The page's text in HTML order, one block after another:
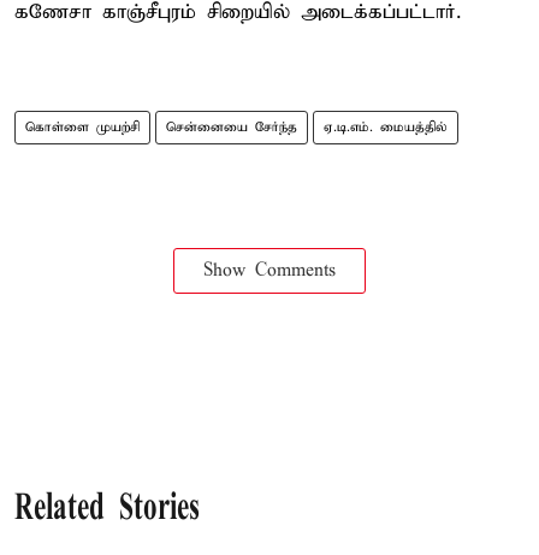
கணேசா காஞ்சீபுரம் சிறையில் அடைக்கப்பட்டார்.
கொள்ளை முயற்சி சென்னையை சேர்ந்த ஏ.டி.எம். மையத்தில்
Show Comments
Related Stories